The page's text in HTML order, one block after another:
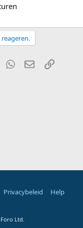
Tumblr WhatsApp
E-mailLink
Privacybeleid
Help
Ltd.